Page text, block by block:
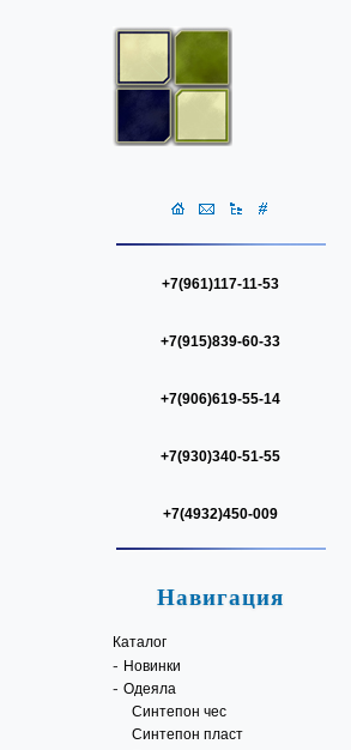
+7(961)117-11-53
+7(915)839-60-33
+7(906)619-55-14
+7(930)340-51-55
+7(4932)450-009
Навигация
Каталог
- Новинки
- Одеяла
Синтепон чес
Синтепон пласт